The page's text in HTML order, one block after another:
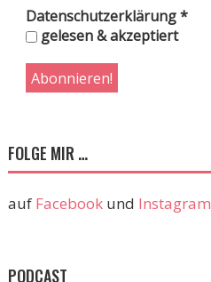
Datenschutzerklärung*
gelesen & akzeptiert
FOLGE MIR …
auf Facebookund Instagram
PODCAST